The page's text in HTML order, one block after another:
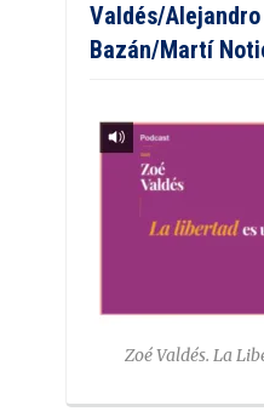
Valdés/
Bazán/Martí
Zoé Valdés. La